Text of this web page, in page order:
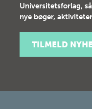
Universitetsforlag,
nye bøger,
TILMELD